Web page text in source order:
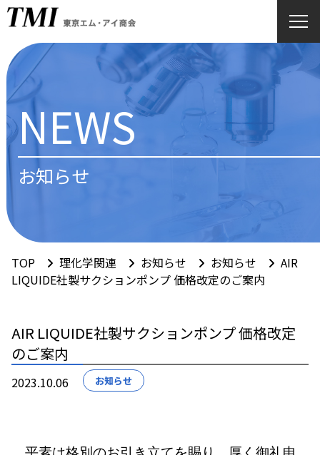
NEWS
お知らせ
TOP 理化学関連 お知らせ お知らせ
AIR
LIQUIDE社製サクションポンプ 価格改定のご案内
AIR LIQUIDE社製サクションポンプ 価格改定
のご案内
2023.10.06 お知らせ